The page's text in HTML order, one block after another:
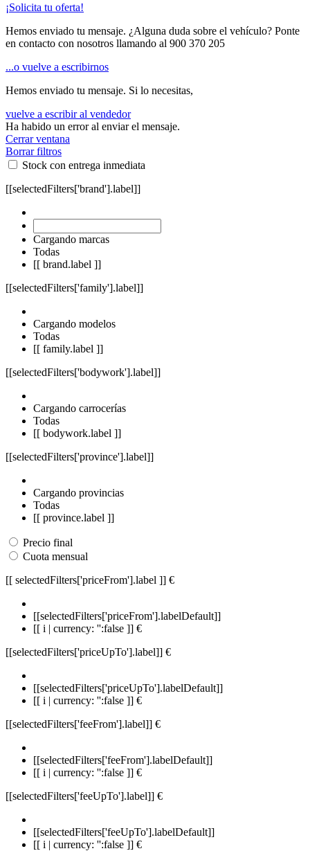
¡Solicita tu oferta!
Hemos enviado tu mensaje. ¿Alguna duda sobre el vehículo? Ponte
en contacto con nosotros llamando al 900 370 205
...o vuelve a escribirnos
Hemos enviado tu mensaje. Si lo necesitas,
vuelve a escribir al vendedor
Ha habido un error al enviar el mensaje.
Cerrar ventana
Borrar filtros
Stock con entrega inmediata
[[selectedFilters['brand'].label]]
Cargando marcas
Todas
[[ brand.label ]]
[[selectedFilters['family'].label]]
Cargando modelos
Todas
[[ family.label ]]
[[selectedFilters['bodywork'].label]]
Cargando carrocerías
Todas
[[ bodywork.label ]]
[[selectedFilters['province'].label]]
Cargando provincias
Todas
[[ province.label ]]
Precio final
Cuota mensual
[[ selectedFilters['priceFrom'].label ]] €
[[selectedFilters['priceFrom'].labelDefault]]
[[ i | currency: '':false ]] €
[[selectedFilters['priceUpTo'].label]] €
[[selectedFilters['priceUpTo'].labelDefault]]
[[ i | currency: '':false ]] €
[[selectedFilters['feeFrom'].label]] €
[[selectedFilters['feeFrom'].labelDefault]]
[[ i | currency: '':false ]] €
[[selectedFilters['feeUpTo'].label]] €
[[selectedFilters['feeUpTo'].labelDefault]]
[[ i | currency: '':false ]] €